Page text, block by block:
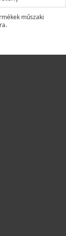
műszaki